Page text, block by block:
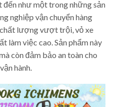
như một trong những sản
nghiệp vận chuyển hàng
lượng vượt trội, vỏ xe
làm việc cao. Sản phẩm này
còn đảm bảo an toàn cho
hành.